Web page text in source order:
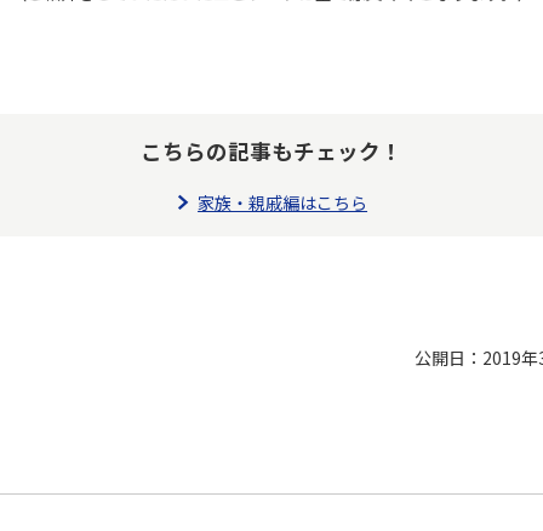
こちらの記事もチェック！
家族・親戚編はこちら
公開日：2019